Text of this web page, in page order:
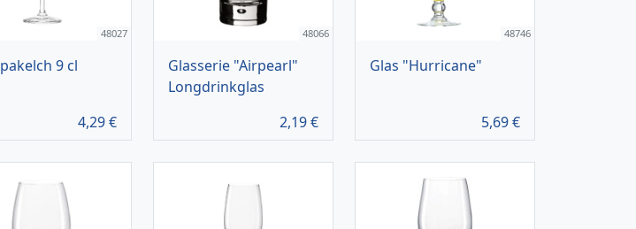
48027
9 cl
4,29€
48066
Glasserie "Airpearl"
Longdrinkglas
2,19€
48746
Glas "Hurricane"
5,69€